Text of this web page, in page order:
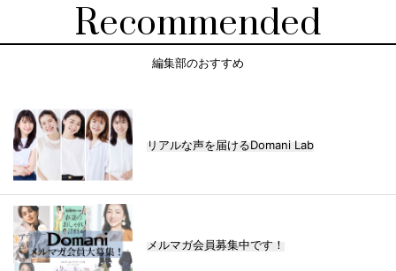
Recommended
編集部のおすすめ
リアルな声を届けるDomani Lab
メルマガ会員募集中です！